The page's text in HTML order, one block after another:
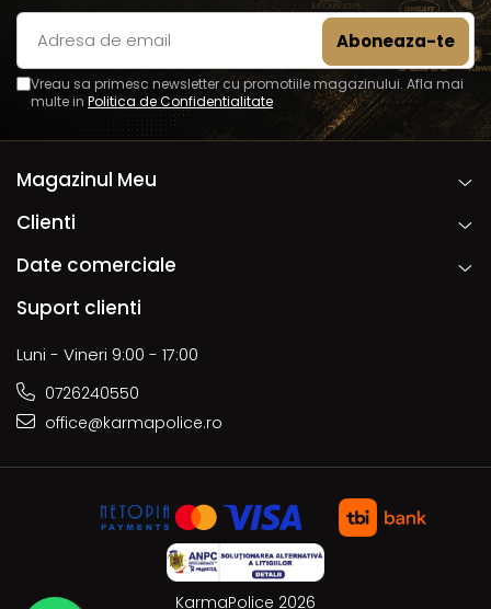
Vreau sa primesc newsletter cu promotiile magazinului. Afla mai
multe in Politica de Confidentialitate
Magazinul Meu
Clienti
Date comerciale
Suport clienti
Luni - Vineri 9:00 - 17:00
0726240550
office@karmapolice.ro
KarmaPolice 2026